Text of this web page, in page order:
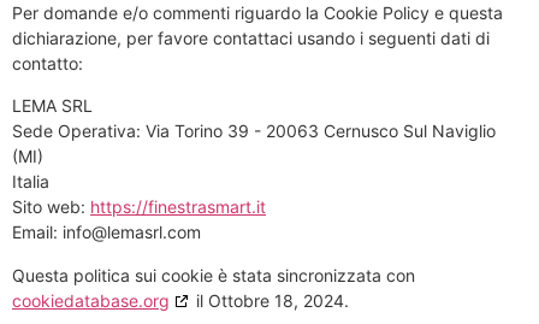
Per domande e/o commenti riguardo la Cookie Policy e questa
dichiarazione, per favore contattaci usando i seguenti dati di
contatto:
LEMA SRL
Sede Operativa: Via Torino 39 - 20063 Cernusco Sul Naviglio
(MI)
Italia
Sito web: https://finestrasmart.it
Email: info@lemasrl.com
Questa politica sui cookie è stata sincronizzata con
cookiedatabase.org
il Ottobre 18, 2024.